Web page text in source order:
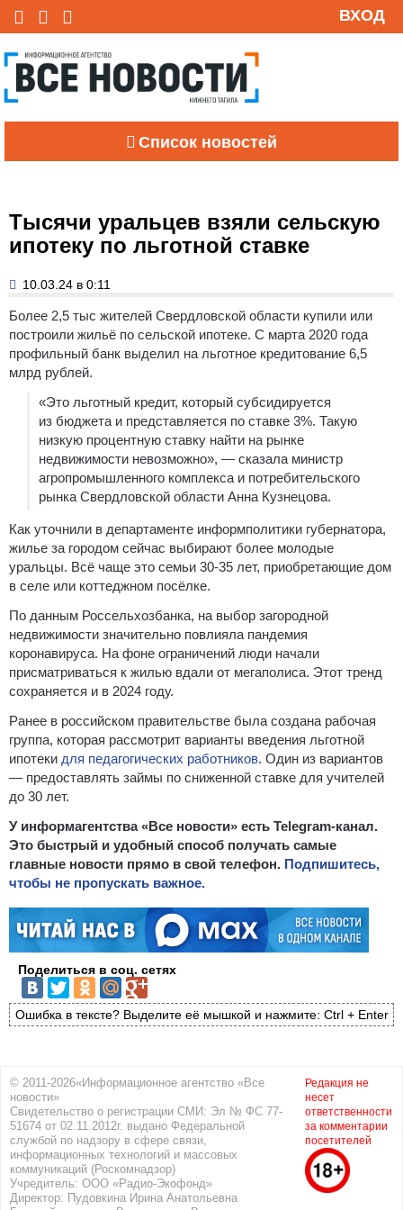
ВХОД
Список новостей
Тысячи уральцев взяли сельскую
ипотеку по льготной ставке
10.03.24 в 0:11
Более 2,5 тыс жителей Свердловской области купили или
построили жильё по сельской ипотеке. С марта 2020 года
профильный банк выделил на льготное кредитование 6,5
млрд рублей.
«Это льготный кредит, который субсидируется
из бюджета и представляется по ставке 3%. Такую
низкую процентную ставку найти на рынке
недвижимости невозможно», — сказала министр
агропромышленного комплекса и потребительского
рынка Свердловской области Анна Кузнецова.
Как уточнили в департаменте информполитики губернатора,
жилье за городом сейчас выбирают более молодые
уральцы. Всё чаще это семьи 30-35 лет, приобретающие дом
в селе или коттеджном посёлке.
По данным Россельхозбанка, на выбор загородной
недвижимости значительно повлияла пандемия
коронавируса. На фоне ограничений люди начали
присматриваться к жилью вдали от мегаполиса. Этот тренд
сохраняется и в 2024 году.
Ранее в российском правительстве была создана рабочая
группа, которая рассмотрит варианты введения льготной
ипотеки для педагогических работников. Один из вариантов
— предоставлять займы по сниженной ставке для учителей
до 30 лет.
У информагентства «Все новости» есть Telegram-канал.
Это быстрый и удобный способ получать самые
главные новости прямо в свой телефон. Подпишитесь,
чтобы не пропускать важное.
Поделиться в соц. сетях
Ошибка в тексте? Выделите её мышкой и нажмите: Ctrl + Enter
© 2011-2026«Информационное агентство «Все
новости»
Свидетельство о регистрации СМИ: Эл № ФС 77-
51674 от 02.11.2012г. выдано Федеральной
службой по надзору в сфере связи,
информационных технологий и массовых
коммуникаций (Роскомнадзор)
Учредитель: ООО «Радио-Экофонд»
Директор: Пудовкина Ирина Анатольевна
Редакция не
несет
ответственности
за комментарии
посетителей